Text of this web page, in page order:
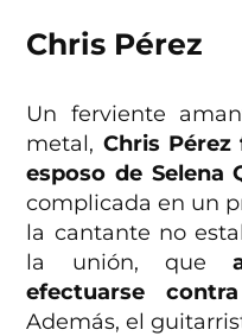
Chris Pérez
Un ferviente
metal, Chris
esposo de Selena
complicada en un
la cantante no
la unión, que
efectuarse
Además, el